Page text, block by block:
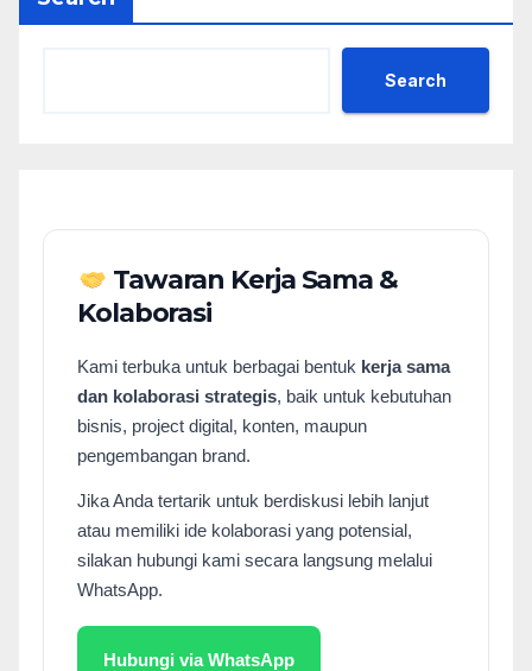
Search
Tawaran Kerja Sama &
Kolaborasi
Kami terbuka untuk berbagai bentuk kerja sama
dan kolaborasi strategis, baik untuk kebutuhan
bisnis, project digital, konten, maupun
pengembangan brand.
Jika Anda tertarik untuk berdiskusi lebih lanjut
atau memiliki ide kolaborasi yang potensial,
silakan hubungi kami secara langsung melalui
WhatsApp.
Hubungi via WhatsApp